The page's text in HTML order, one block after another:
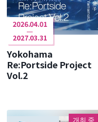
2026.04.01
2027.03.31
Yokohama
Re:Portside Project
Vol.2
개최 중